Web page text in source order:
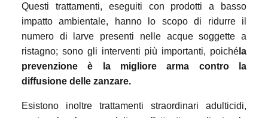
Questi trattamenti, eseguiti con prodotti a basso
impatto ambientale, hanno lo scopo di ridurre il
numero di larve presenti nelle acque soggette a
ristagno; sono gli interventi più importanti, poiché la
prevenzione è la migliore arma contro la
diffusione delle zanzare.
Esistono inoltre trattamenti straordinari adulticidi,